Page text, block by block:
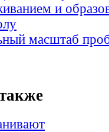
и
масштаб